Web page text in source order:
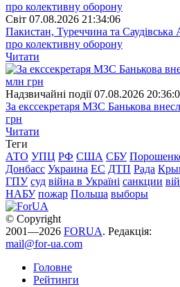
Свiт 07.08.2026 21:34:06
Пакистан, Туреччина та Саудівська
про колективну оборону
Читати
Надзвичайні події 07.08.2026
За екссекретаря МЗС Банькова
грн
Читати
Теги
АТО УПЦ РФ США СБУ
Донбасс Украина ЕС ДТП Рада
ГПУ суд війна в Україні санкции
НАБУ пожар Польша выборы
© Copyright
2001—2026 FORUA. Редакція:
mail@for-ua.com
Головне
Рейтинги